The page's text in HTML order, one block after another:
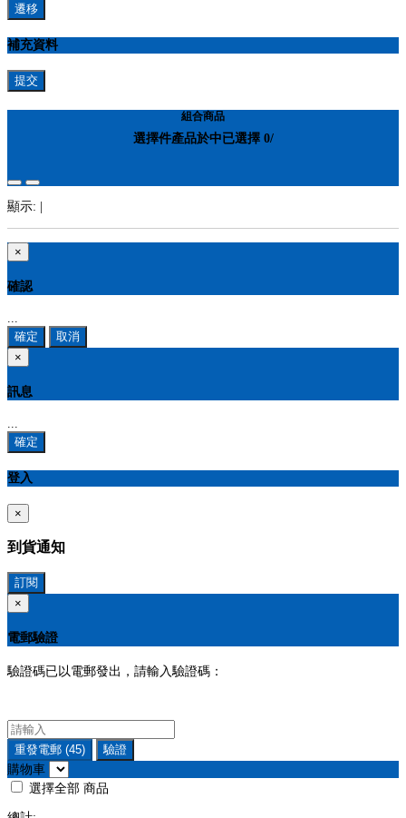
遷移
補充資料
提交
組合商品
選擇件產品於中已選擇 0/
顯示:
×
確認
...
確定
取消
×
訊息
...
確定
登入
×
到貨通知
訂閱
×
電郵驗證
驗證碼已以電郵發出，請輸入驗證碼：
重發電郵 (45)
驗證
購物車
選擇全部 商品